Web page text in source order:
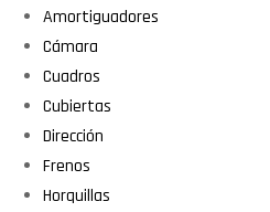
Amortiguadores
Cámara
Cuadros
Cubiertas
Dirección
Frenos
Horquillas